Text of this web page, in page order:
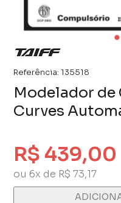
Referência: 135518
Modelador de
Curves
R$ 439,00
ou 6x de R$ 73,17